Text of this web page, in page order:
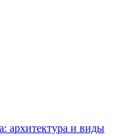
архитектура и виды